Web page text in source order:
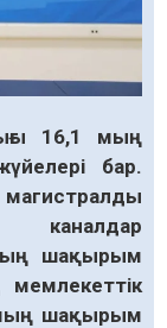
16,1 мың
бар.
каналдар
шақырым
мың шақырым